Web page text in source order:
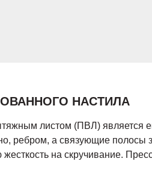
НАСТИЛА
листом (ПВЛ) является
ребром, а связующие
на скручивание.